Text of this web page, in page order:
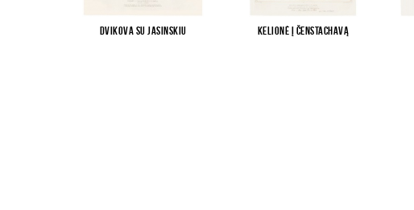
Dvikova su Jasinskiu Kelionė į Čenstachavą